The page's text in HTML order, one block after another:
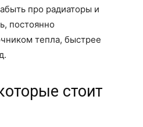
про радиаторы и
постоянно
тепла, быстрее
стоит